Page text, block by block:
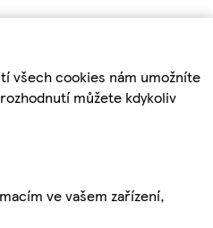
všech cookies nám umožníte
můžete kdykoliv
ve vašem zařízení,